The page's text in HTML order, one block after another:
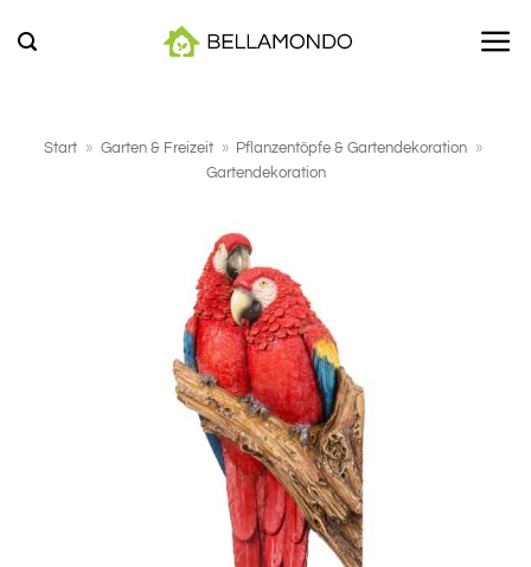
Inhalt
Start » Garten & Freizeit » Pflanzentöpfe & Gartendekoration »
Gartendekoration